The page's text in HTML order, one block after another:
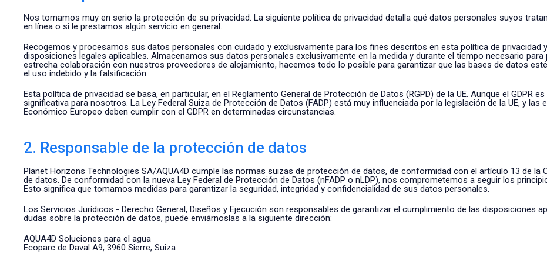
Nos tomamos muy en serio la protección de su privacidad. La siguiente política de privacidad detalla qué datos personales suyos
en línea o si le prestamos algún servicio en general.
Recogemos y procesamos sus datos personales con cuidado y exclusivamente para los fines descritos en esta política de privacidad
disposiciones legales aplicables. Almacenamos sus datos personales exclusivamente en la medida y durante el tiempo necesario
estrecha colaboración con nuestros proveedores de alojamiento, hacemos todo lo posible para garantizar que las bases de datos
el uso indebido y la falsificación.
Esta política de privacidad se basa, en particular, en el Reglamento General de Protección de Datos (RGPD) de la UE. Aunque el GDPR
significativa para nosotros. La Ley Federal Suiza de Protección de Datos (FADP) está muy influenciada por la legislación de la UE, y las
Económico Europeo deben cumplir con el GDPR en determinadas circunstancias.
2. Responsable de la protección de datos
Planet Horizons Technologies SA/AQUA4D cumple las normas suizas de protección de datos, de conformidad con el artículo 13 de la
de datos. De conformidad con la nueva Ley Federal de Protección de Datos (nFADP o nLDP), nos comprometemos a seguir los
Esto significa que tomamos medidas para garantizar la seguridad, integridad y confidencialidad de sus datos personales.
Los Servicios Jurídicos - Derecho General, Diseños y Ejecución son responsables de garantizar el cumplimiento de las disposiciones
dudas sobre la protección de datos, puede enviárnoslas a la siguiente dirección:
AQUA4D Soluciones para el agua
Ecoparc de Daval A9, 3960 Sierre, Suiza